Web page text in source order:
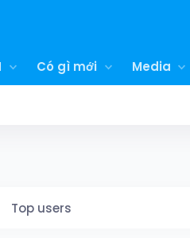
Có gì mới Media
Top users